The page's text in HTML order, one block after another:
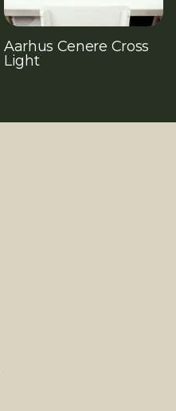
Aarhus Cenere Cross
Light